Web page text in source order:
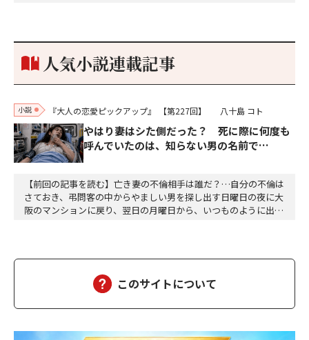
り。どうして勝てたのか、未だにわかりません。…
人気小説連載記事
小説 『大人の恋愛ピックアップ』 【第227回】 八十島 コト
やはり妻はシた側だった？ 死に際に何度も
呼んでいたのは、知らない男の名前で…
【前回の記事を読む】亡き妻の不倫相手は誰だ？…自分の不倫は
さておき、弔問客の中からやましい男を探し出す日曜日の夜に大
阪のマンションに戻り、翌日の月曜日から、いつものように出勤
ばれたのだろうか……ついつい達郎は、智子が運ばれる…
このサイトについて